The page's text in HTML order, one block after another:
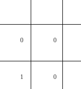
0 0
1 0